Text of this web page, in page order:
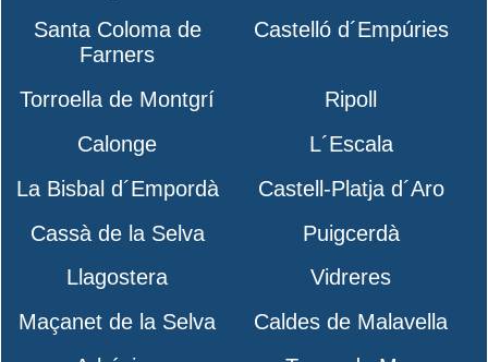
Santa Coloma de
Farners
Castelló d´Empúries
Torroella de Montgrí
Ripoll
Calonge
L´Escala
La Bisbal d´Empordà
Castell-Platja d´Aro
Cassà de la Selva
Puigcerdà
Llagostera
Vidreres
Maçanet de la Selva
Caldes de Malavella